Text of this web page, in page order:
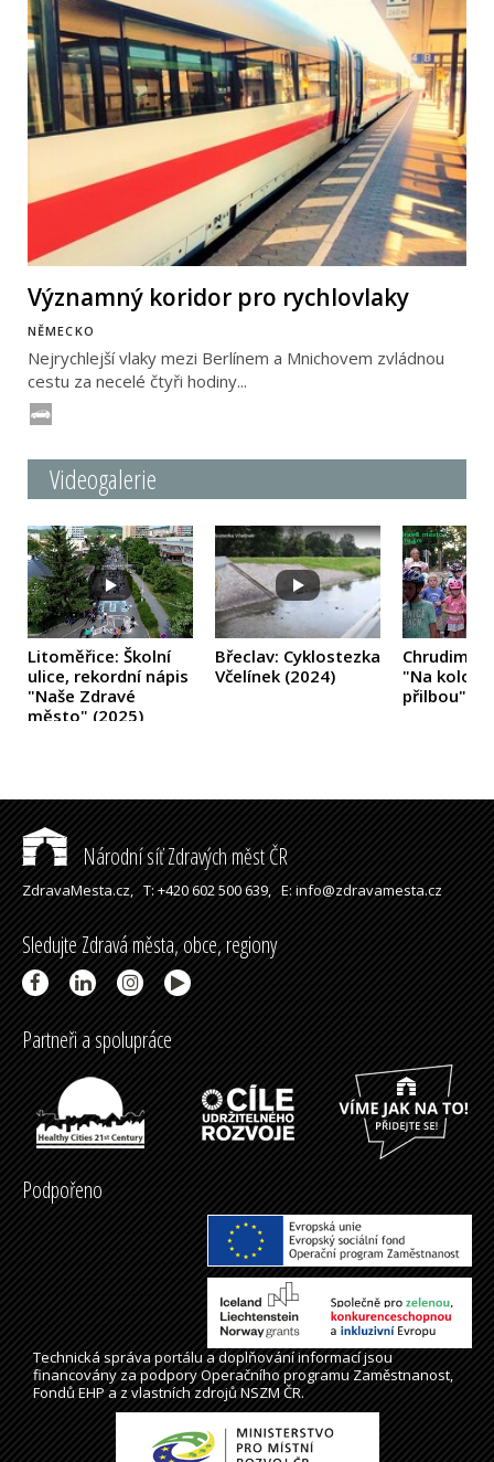
Významný koridor pro rychlovlaky
NĚMECKO
Nejrychlejší vlaky mezi Berlínem a Mnichovem zvládnou
cestu za necelé čtyři hodiny...
Videogalerie
Litoměřice: Školní
ulice, rekordní nápis
"Naše Zdravé
město" (2025)
Břeclav: Cyklostezka
Včelínek (2024)
Chrudim:
"Na kolo
přilbou"
Národní síť Zdravých měst ČR
ZdravaMesta.cz,T: +420 602 500 639,E: info@zdravamesta.cz
Sledujte Zdravá města, obce, regiony
Partneři a spolupráce
Podpořeno
Technická správaportálua doplňování informací jsou
financovány za podpory Operačního programu Zaměstnanost,
Fondů EHP a z vlastních zdrojů NSZM ČR.